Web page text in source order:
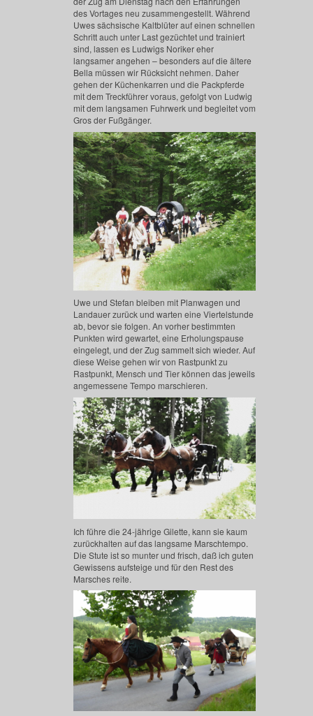
des Vortages neu zusammengestellt. Während
Uwes sächsische Kaltblüter auf einen schnellen
Schritt auch unter Last gezüchtet und trainiert
sind, lassen es Ludwigs Noriker eher
langsamer angehen – besonders auf die ältere
Bella müssen wir Rücksicht nehmen. Daher
gehen der Küchenkarren und die Packpferde
mit dem Treckführer voraus, gefolgt von Ludwig
mit dem langsamen Fuhrwerk und begleitet vom
Gros der Fußgänger.
Uwe und Stefan bleiben mit Planwagen und
Landauer zurück und warten eine Viertelstunde
ab, bevor sie folgen. An vorher bestimmten
Punkten wird gewartet, eine Erholungspause
eingelegt, und der Zug sammelt sich wieder. Auf
diese Weise gehen wir von Rastpunkt zu
Rastpunkt, Mensch und Tier können das jeweils
angemessene Tempo marschieren.
Ich führe die 24-jährige Gilette, kann sie kaum
zurückhalten auf das langsame Marschtempo.
Die Stute ist so munter und frisch, daß ich guten
Gewissens aufsteige und für den Rest des
Marsches reite.